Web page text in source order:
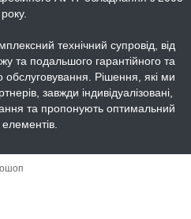
року.
технічний супровід, від
та подальшого гарантійного та
обслуговування. Рішення, які ми
завжди індивідуалізовані,
та пропонують оптимальний